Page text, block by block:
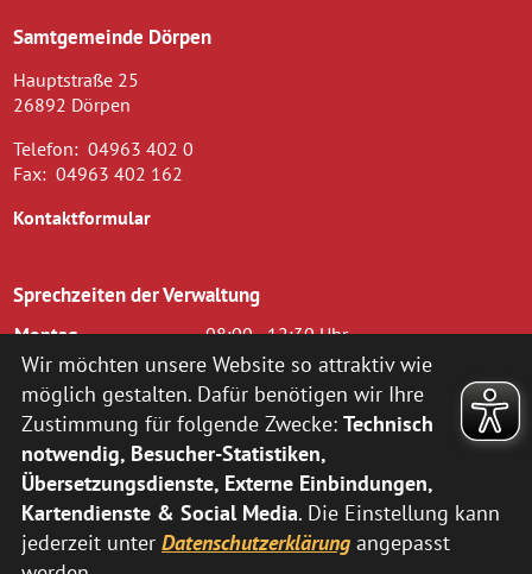
Samtgemeinde Dörpen
Hauptstraße 25
26892 Dörpen
Telefon: 04963 402 0
Fax: 04963 402 162
Kontaktformular
Sprechzeiten der Verwaltung
Montag
08:00 - 12:30 Uhr
Dienstag
08.00 - 12.30 Uhr und 14.00 - 16.00
Uhr
Mittwoch
08.00 - 12.30 Uhr
Donnerstag
14.00 - 18.00 Uhr
Freitag
08.00 - 12.00 Uhr
zusätzlich nach vorheriger Terminvereinbarung:
Montag
14:00 - 16:00 Uhr
Donnerstag
Wir möchten unsere Website so attraktiv wie
möglich gestalten. Dafür benötigen wir Ihre
Zustimmung für folgende Zwecke: Technisch
notwendig, Besucher-Statistiken,
Übersetzungsdienste, Externe Einbindungen,
Kartendienste & Social Media. Die Einstellung kann
jederzeit unter Datenschutzerklärung angepasst